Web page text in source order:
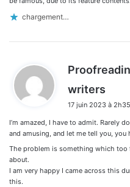
chargement…
writers
t
:
17 juin 2023 à 2h35
I’m amazed, I have to admit. Rarely
and amusing, and let me tell you,
The problem is something which
about.
I am very happy I came across this
this.